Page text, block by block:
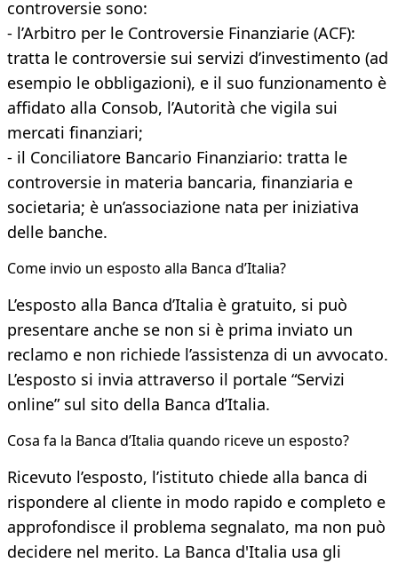
controversie sono:
- l’Arbitro per le Controversie Finanziarie (ACF):
tratta le controversie sui servizi d’investimento (ad
esempio le obbligazioni), e il suo funzionamento è
affidato alla Consob, l’Autorità che vigila sui
mercati finanziari;
- il Conciliatore Bancario Finanziario: tratta le
controversie in materia bancaria, finanziaria e
societaria; è un’associazione nata per iniziativa
delle banche.
Come invio un esposto alla Banca d’Italia?
L’esposto alla Banca d’Italia è gratuito, si può
presentare anche se non si è prima inviato un
reclamo e non richiede l’assistenza di un avvocato.
L’esposto si invia attraverso il portale “Servizi
online” sul sito della Banca d’Italia.
Cosa fa la Banca d’Italia quando riceve un esposto?
Ricevuto l’esposto, l’istituto chiede alla banca di
rispondere al cliente in modo rapido e completo e
approfondisce il problema segnalato, ma non può
decidere nel merito. La Banca d'Italia usa gli